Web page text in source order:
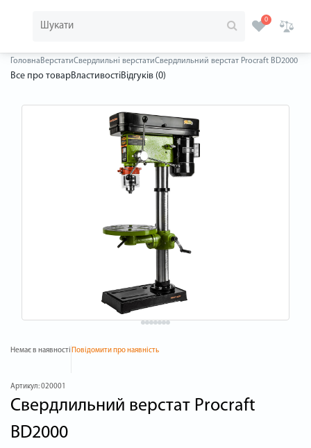
0
Головна ВерстатиСвердлильні верстатиСвердлильний верстат Procraft BD2000
Все про товарВластивостіВідгуків (0)
Немає в наявності Повідомити про наявність
Артикул:020001
Свердлильний верстат Procraft
BD2000